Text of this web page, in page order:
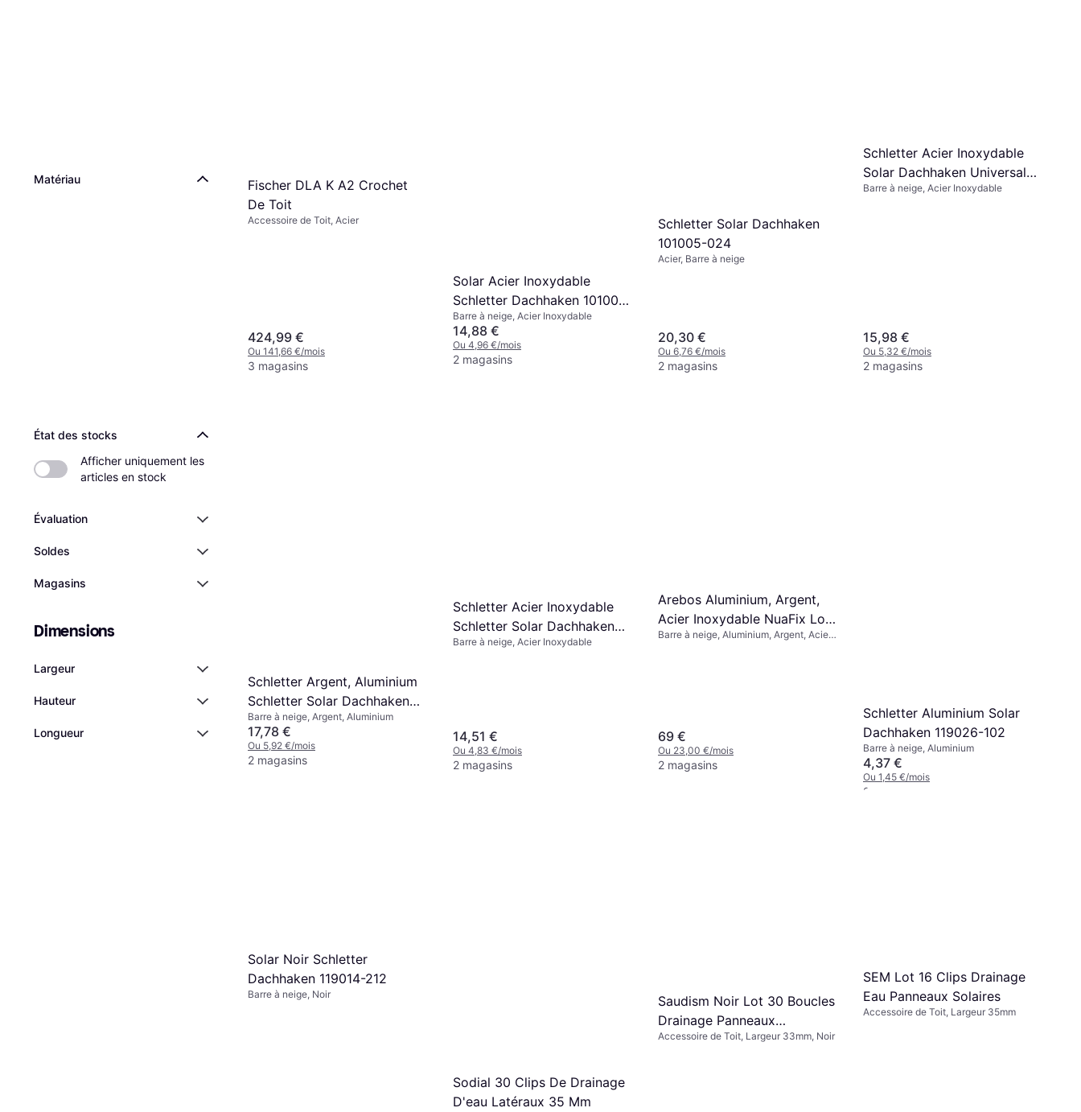
Matériau
État des stocks
Afficher uniquement les
articles en stock
Évaluation
Soldes
Magasins
Dimensions
Largeur
Hauteur
Longueur
Fischer DLA K A2 Crochet
De Toit
Accessoire de Toit, Acier
424,99 €
Ou 141,66 €/mois
3 magasins
Solar Acier Inoxydable
Schletter Dachhaken 101001-
020
Barre à neige, Acier Inoxydable
14,88 €
Ou 4,96 €/mois
2 magasins
Schletter Solar Dachhaken
101005-024
Acier, Barre à neige
20,30 €
Ou 6,76 €/mois
2 magasins
Schletter Acier Inoxydable
Solar Dachhaken Universal
100001-000
Barre à neige, Acier Inoxydable
15,98 €
Ou 5,32 €/mois
2 magasins
Schletter Argent, Aluminium
Schletter Solar Dachhaken
101024-120
Barre à neige, Argent, Aluminium
17,78 €
Ou 5,92 €/mois
2 magasins
Schletter Acier Inoxydable
Schletter Solar Dachhaken
101002-020
Barre à neige, Acier Inoxydable
14,51 €
Ou 4,83 €/mois
2 magasins
Arebos Aluminium, Argent,
Acier Inoxydable NuaFix Lot
de 10 Crochets de Toit A2
Barre à neige, Aluminium, Argent, Acier
69 €
Ou 23,00 €/mois
2 magasins
Schletter Aluminium Solar
Dachhaken 119026-102
Barre à neige, Aluminium
4,37 €
Ou 1,45 €/mois
2 magasins
Solar Noir Schletter
Dachhaken 119014-212
Barre à neige, Noir
Sodial 30 Clips De Drainage
D'eau Latéraux 35 Mm
Saudism Noir Lot 30 Boucles
Drainage Panneaux
Photovoltaïques 33 mm
Accessoire de Toit, Largeur 33mm, Noir
SEM Lot 16 Clips Drainage
Eau Panneaux Solaires
Accessoire de Toit, Largeur 35mm